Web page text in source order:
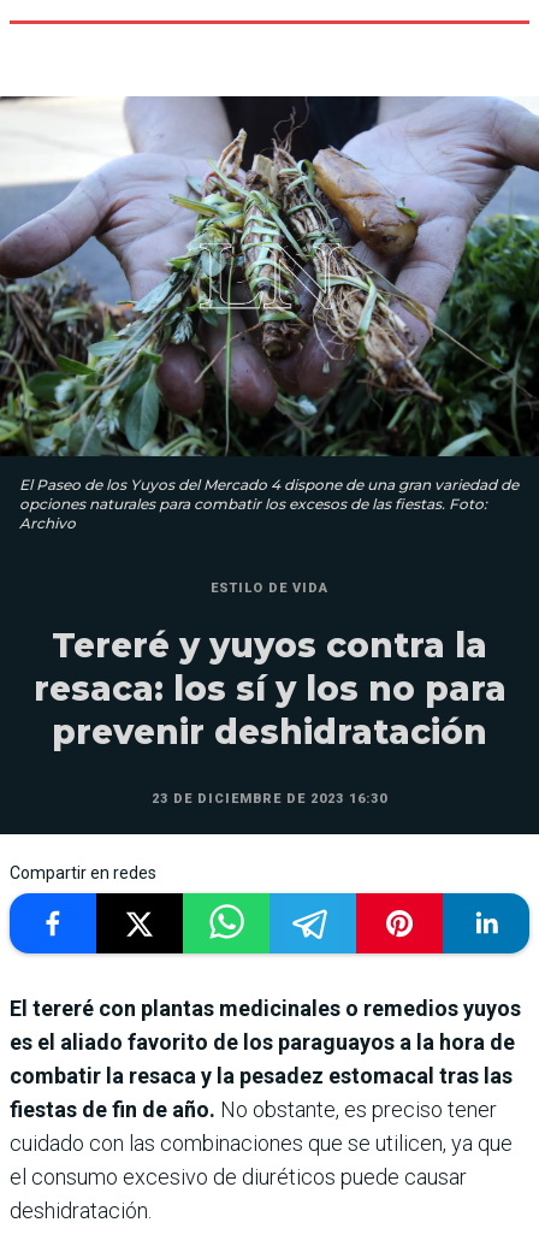
El Paseo de los Yuyos del Mercado 4 dispone de una gran variedad de
opciones naturales para combatir los excesos de las fiestas. Foto:
Archivo
ESTILO DE VIDA
Tereré y yuyos contra la
resaca: los sí y los no para
prevenir deshidratación
23 DE DICIEMBRE DE 2023 16:30
Compartir en redes
El tereré con plantas medicinales o remedios yuyos
es el aliado favorito de los paraguayos a la hora de
combatir la resaca y la pesadez estomacal tras las
fiestas de fin de año. No obstante, es preciso tener
cuidado con las combinaciones que se utilicen, ya que
el consumo excesivo de diuréticos puede causar
deshidratación.